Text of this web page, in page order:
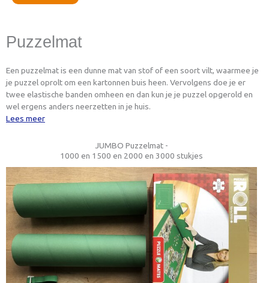
Puzzelmat
Een puzzelmat is een dunne mat van stof of een soort vilt, waarmee je
je puzzel oprolt om een kartonnen buis heen. Vervolgens doe je er
twee elastische banden omheen en dan kun je je puzzel opgerold en
wel ergens anders neerzetten in je huis.
Lees meer
JUMBO Puzzelmat -
1000 en 1500 en 2000 en 3000 stukjes